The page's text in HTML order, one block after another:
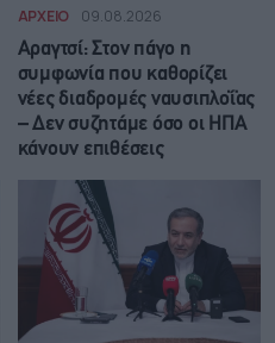
ΑΡΧΕΙΟ 09.08.2026
Αραγτσί: Στον πάγο η
συμφωνία που καθορίζει
νέες διαδρομές ναυσιπλοΐας
– Δεν συζητάμε όσο οι ΗΠΑ
κάνουν επιθέσεις